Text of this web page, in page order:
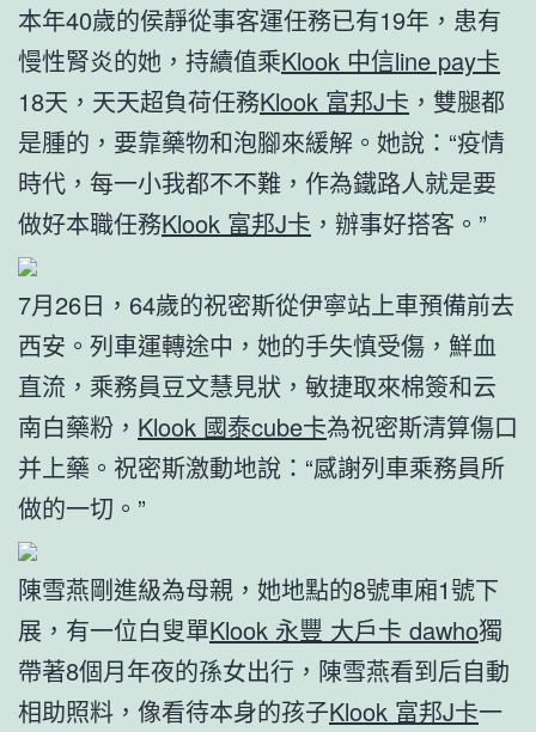
本年40歲的侯靜從事客運任務已有19年，患有
慢性腎炎的她，持續值乘Klook 中信line pay卡
18天，天天超負荷任務Klook 富邦J卡 ，雙腿都
是腫的，要靠藥物和泡腳來緩解。她說：“疫情
時代，每一小我都不不難，作為鐵路人就是要
做好本職任務Klook 富邦J卡 ，辦事好搭客。”
7月26日，64歲的祝密斯從伊寧站上車預備前去
西安。列車運轉途中，她的手失慎受傷，鮮血
直流，乘務員豆文慧見狀，敏捷取來棉簽和云
南白藥粉， Klook 國泰cube卡為祝密斯清算傷口
并上藥。祝密斯激動地說：“感謝列車乘務員所
做的一切。”
陳雪燕剛進級為母親，她地點的8號車廂1號下
展，有一位白叟單Klook 永豐 大戶卡 dawho獨
帶著8個月年夜的孫女出行，陳雪燕看到后自動
相助照料，像看待本身的孩子Klook 富邦J卡一